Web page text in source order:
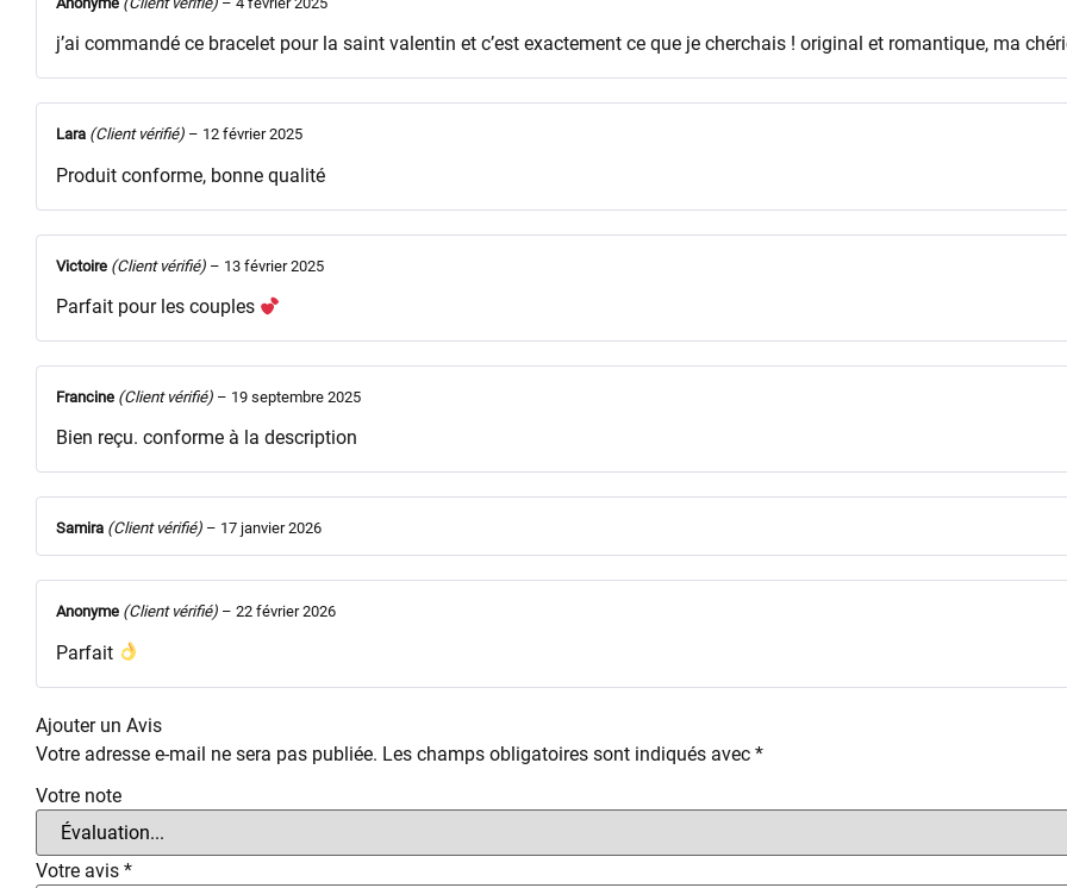
j’ai commandé ce bracelet pour la saint valentin et c’est exactement ce que je cherchais ! original et romantique, ma
Lara (Client vérifié) – 12 février 2025
Produit conforme, bonne qualité
Victoire (Client vérifié) – 13 février 2025
Parfait pour les couples
Francine (Client vérifié) – 19 septembre 2025
Bien reçu. conforme à la description
Samira (Client vérifié) – 17 janvier 2026
Anonyme (Client vérifié) – 22 février 2026
Parfait
Ajouter un Avis
Votre adresse e-mail ne sera pas publiée. Les champs obligatoires sont indiqués avec *
Votre note
Votre avis *